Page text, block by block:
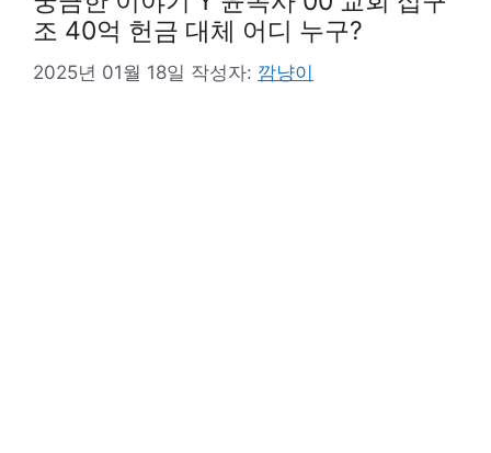
조 40억 헌금 대체 어디 누구?
2025년 01월 18일 작성자: 깜냥이